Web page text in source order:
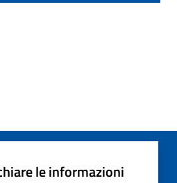
le informazioni